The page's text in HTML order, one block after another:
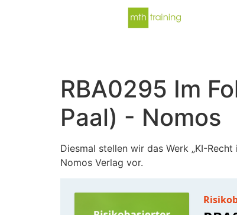
RBA0295 Im
Paal) - Nomos
Diesmal stellen wir das Werk „KI-
Nomos Verlag vor.